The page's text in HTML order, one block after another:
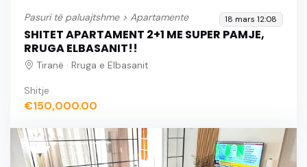
Pasuri të paluajtshme > Apartamente 18 mars 12:08
SHITET APARTAMENT 2+1 ME SUPER PAMJE,
RRUGA ELBASANIT!!
Tiranë · Rruga e Elbasanit
Shitje
€150,000.00